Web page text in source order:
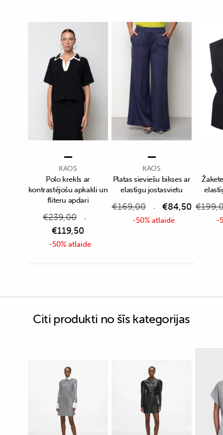
KAOS
Polo krekls ar
kontrastējošu apkakli un
fliteru apdari
€239,00
€119,50
-50% atlaide
KAOS
Platas sieviešu bikses ar
elastīgu jostasvietu
€169,00 €84,50
-50% atlaide
€
-
Citi produkti no šīs kategorijas